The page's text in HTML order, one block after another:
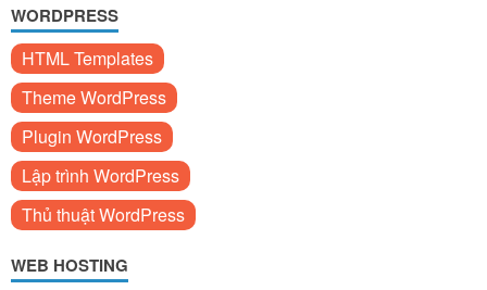
WORDPRESS
HTML Templates
Theme WordPress
Plugin WordPress
Lập trình WordPress
Thủ thuật WordPress
WEB HOSTING